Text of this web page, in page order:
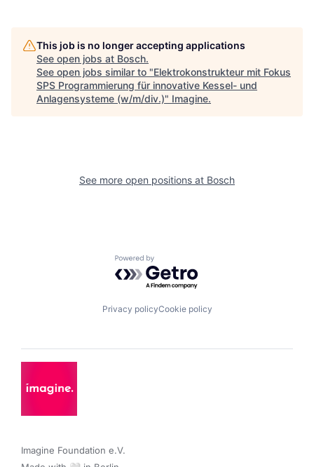
This job is no longer accepting applications
See open jobs at Bosch.
See open jobs similar to "Elektrokonstrukteur mit Fokus
SPS Programmierung für innovative Kessel- und
Anlagensysteme (w/m/div.)" Imagine.
See more open positions at Bosch
Powered by Getro.com
Privacy policyCookie policy
Imagine Foundation e.V.